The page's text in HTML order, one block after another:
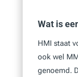
Wat is
HMI staat
ook wel
genoemd.